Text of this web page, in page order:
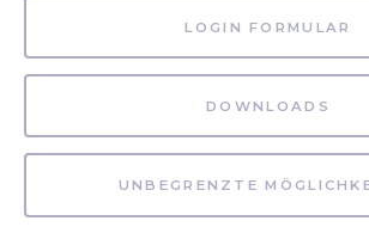
LOGIN FORMULAR
DOWNLOADS
UNBEGRENZTE